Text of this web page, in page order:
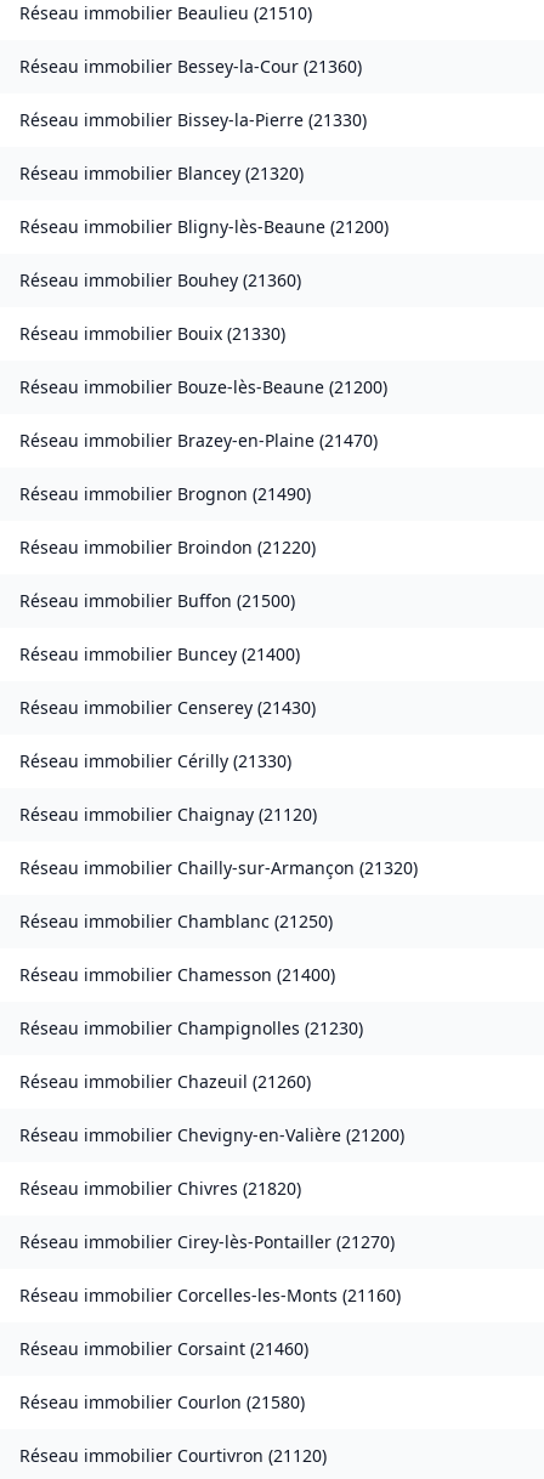
Réseau immobilier Beaulieu (21510)
Réseau immobilier Bessey-la-Cour (21360)
Réseau immobilier Bissey-la-Pierre (21330)
Réseau immobilier Blancey (21320)
Réseau immobilier Bligny-lès-Beaune (21200)
Réseau immobilier Bouhey (21360)
Réseau immobilier Bouix (21330)
Réseau immobilier Bouze-lès-Beaune (21200)
Réseau immobilier Brazey-en-Plaine (21470)
Réseau immobilier Brognon (21490)
Réseau immobilier Broindon (21220)
Réseau immobilier Buffon (21500)
Réseau immobilier Buncey (21400)
Réseau immobilier Censerey (21430)
Réseau immobilier Cérilly (21330)
Réseau immobilier Chaignay (21120)
Réseau immobilier Chailly-sur-Armançon (21320)
Réseau immobilier Chamblanc (21250)
Réseau immobilier Chamesson (21400)
Réseau immobilier Champignolles (21230)
Réseau immobilier Chazeuil (21260)
Réseau immobilier Chevigny-en-Valière (21200)
Réseau immobilier Chivres (21820)
Réseau immobilier Cirey-lès-Pontailler (21270)
Réseau immobilier Corcelles-les-Monts (21160)
Réseau immobilier Corsaint (21460)
Réseau immobilier Courlon (21580)
Réseau immobilier Courtivron (21120)